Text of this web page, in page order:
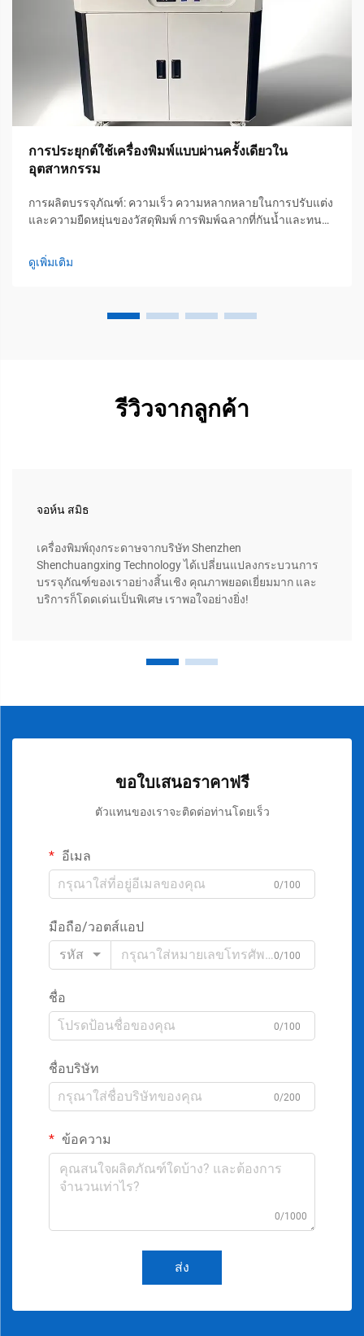
การประยุกต์ใช้เครื่องพิมพ์แบบผ่านครั้งเดียวใน
อุตสาหกรรม
การผลิตบรรจุภัณฑ์: ความเร็ว ความหลากหลายในการปรับแต่ง
และความยืดหยุ่นของวัสดุพิมพ์ การพิมพ์ฉลากที่กันน้ำและทน
มีประสิทธิภาพสูงมากในการผลิตฉลากพิเศษที่จำเป็นสำหรับ
สภาพแวดล้อมเชิงอุตสาหกรรมที่ท้าทาย เครื่องจักรเหล่านี้
ดูเพิ่มเติม
รีวิวจากลูกค้า
จอห์น สมิธ
เครื่องพิมพ์ถุงกระดาษจากบริษัท Shenzhen
Shenchuangxing Technology ได้เปลี่ยนแปลงกระบวนการ
บรรจุภัณฑ์ของเราอย่างสิ้นเชิง คุณภาพยอดเยี่ยมมาก และ
บริการก็โดดเด่นเป็นพิเศษ เราพอใจอย่างยิ่ง!
ขอใบเสนอราคาฟรี
ตัวแทนของเราจะติดต่อท่านโดยเร็ว
อีเมล
0/100
มือถือ/วอตส์แอป
รหัส
0/100
ชื่อ
0/100
ชื่อบริษัท
0/200
ข้อความ
0/1000
ส่ง